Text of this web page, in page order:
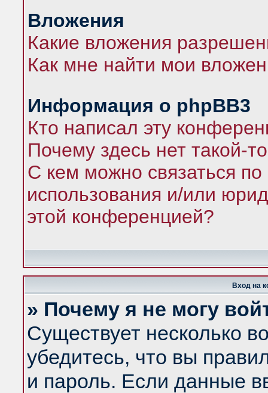
Вложения
Какие вложения
Как мне найти мои
Информация о phpBB3
Кто написал эту
Почему здесь нет такой-
С кем можно связаться по
использования и/или
этой конференцией?
Вход на
» Почему я не могу
Существует несколько
убедитесь, что вы
и пароль. Если данные